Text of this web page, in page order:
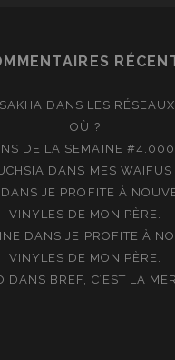
DANS LES
OÙ ?
DE LA SEMAINE #4.000
DANS MES WAIFUS
DANSJE PROFITE À
VINYLES DE MON PÈRE.
DANSJE PROFITE À
VINYLES DE MON PÈRE.
DANS BREF, C’EST LA